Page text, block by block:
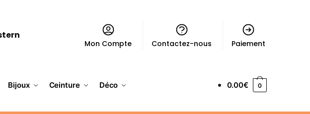
Mon Compte Contactez-nous Paiement
Bijoux Ceinture Déco 0.00€ 0